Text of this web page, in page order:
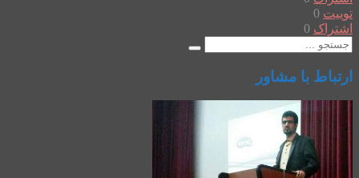
توییت 0
اشتراک 0
ارتباط با مشاور